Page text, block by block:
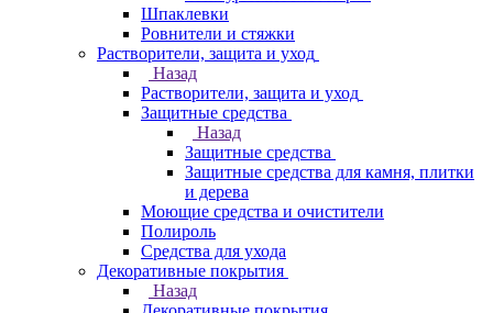
Шпаклевки
Ровнители и стяжки
Растворители, защита и уход
Назад
Растворители, защита и уход
Защитные средства
Назад
Защитные средства
Защитные средства для камня, плитки
и дерева
Моющие средства и очистители
Полироль
Средства для ухода
Декоративные покрытия
Назад